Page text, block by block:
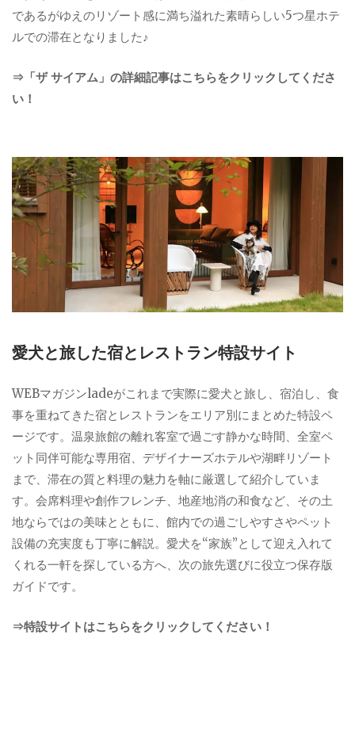
であるがゆえのリゾート感に満ち溢れた素晴らしい5つ星ホテ
ルでの滞在となりました♪
⇒「ザ サイアム」の詳細記事はこちらをクリックしてくださ
い！
愛犬と旅した宿とレストラン特設サイト
WEBマガジンladeがこれまで実際に愛犬と旅し、宿泊し、食
事を重ねてきた宿とレストランをエリア別にまとめた特設ペ
ージです。温泉旅館の離れ客室で過ごす静かな時間、全室ペ
ット同伴可能な専用宿、デザイナーズホテルや湖畔リゾート
まで、滞在の質と料理の魅力を軸に厳選して紹介していま
す。会席料理や創作フレンチ、地産地消の和食など、その土
地ならではの美味とともに、館内での過ごしやすさやペット
設備の充実度も丁寧に解説。愛犬を“家族”として迎え入れて
くれる一軒を探している方へ、次の旅先選びに役立つ保存版
ガイドです。
⇒特設サイトはこちらをクリックしてください！